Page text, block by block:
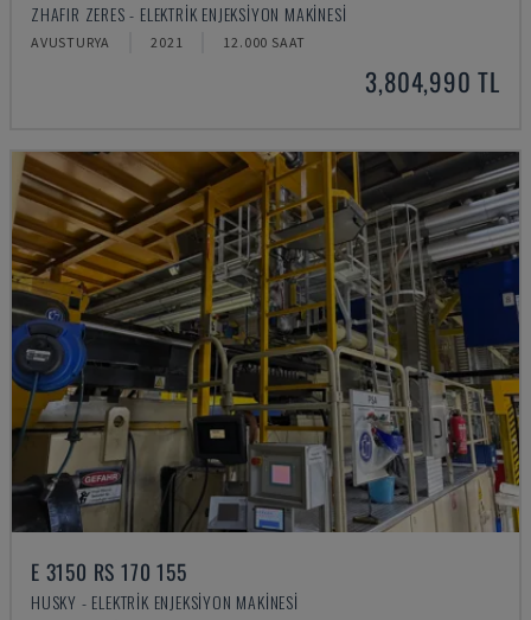
ZHAFIR ZERES - ELEKTRIK ENJEKSIYON MAKINESI
AVUSTURYA 2021 12.000 SAAT
3,804,990 TL
E 3150 RS 170 155
HUSKY - ELEKTRIK ENJEKSIYON MAKINESI